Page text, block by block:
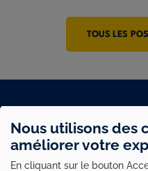
TOUS LES
Utilisation
des
Nous utilisons des
améliorer votre
En cliquant sur le bouton